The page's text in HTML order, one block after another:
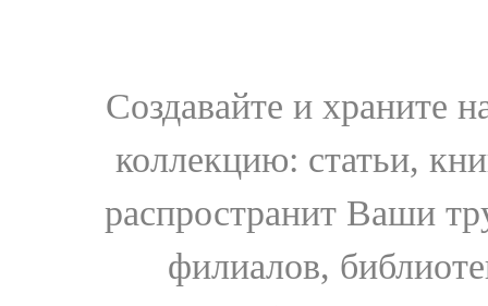
Создавайте и храните
коллекцию: статьи,
распространит Ваши
филиалов,